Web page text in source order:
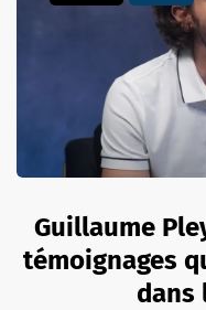
Guillaume
témoignages
dans